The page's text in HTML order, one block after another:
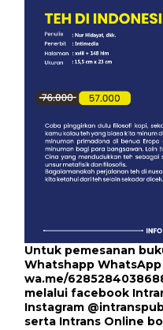
Untuk pemesanan
Whatshapp WhatsApp
wa.me/
melalui facebook
Instagram
serta Intrans Online